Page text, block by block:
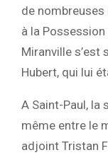
de
à la
Miranville s’est
Hubert, qui lui
A Saint-Paul, la
même entre le
adjoint Tristan